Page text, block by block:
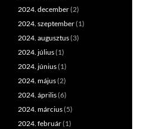
2024. december(2)
2024. szeptember(1)
2024. augusztus(3)
2024. július(1)
2024. június(1)
2024. május(2)
2024. április(6)
2024. március(5)
2024. február(1)